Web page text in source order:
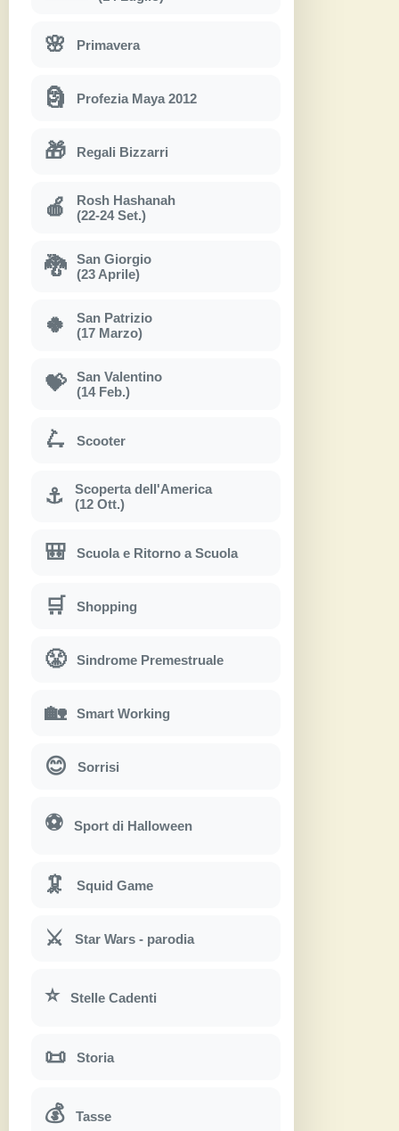
🌸 Primavera
🗿 Profezia Maya 2012
🎁 Regali Bizzarri
🍎
Rosh Hashanah
(22-24 Set.)
🐉
San Giorgio
(23 Aprile)
🍀
San Patrizio
(17 Marzo)
💝
San Valentino
(14 Feb.)
🛴 Scooter
⚓
Scoperta dell'America
(12 Ott.)
🎒 Scuola e Ritorno a Scuola
🛒 Shopping
😤 Sindrome Premestruale
🏡 Smart Working
😊 Sorrisi
⚽ Sport di Halloween
🦑 Squid Game
⚔ Star Wars - parodia
⭐ Stelle Cadenti
📜 Storia
💰 Tasse